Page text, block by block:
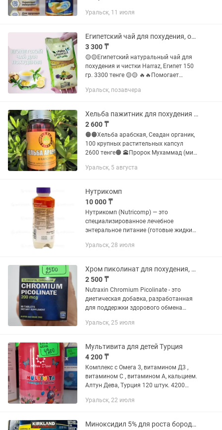
🔥свежие сроки 🆘️СИГНАЛЫ НЕХВАТКИ
проблемы...
Уральск, 11 июля
Египетский чай для похудения, от запоров
3 300 ₸
🟡🟡Египетский натуральный чай для
похудения и чистки Harraz, Египет 150
гр. 3300 тенге 🟡🟡 🔥🔥Помогает
очищение организма. 🔴Египетский чай
Уральск, позавчера
Хельба пажитник для похудения и чистки организма
2 600 ₸
🟠🟠Хельба арабская, Сеадан органик,
100 крупных растительных капсул
2600 тенге🟠 🕋Пророк Мухаммад (мир
«Исцеляйте себя хельбой!». Хельба
Уральск, 5 августа
Нутрикомп
10 000 ₸
Нутрикомп (Nutricomp) — это
специализированное лечебное
энтеральное питание (готовые жидкие
для пациентов с недостаточностью
Уральск, 28 июля
Хром пиколинат для похудения, хорошего зрения, сердца, сахарный диабет
2 500 ₸
Nutraxin Chromium Picolinate - это
диетическая добавка, разработанная
для поддержки здорового обмена
благополучия. Ее основной компонент
Уральск, 25 июля
Мультивита для детей Турция
4 200 ₸
Комплекс с Омега 3, витамином Д3 ,
витамином С , витамином А, кальцием.
Алтун Дева, Турция 120 штук. 4200
минералов для детей от 2-х лет.
Уральск, 22 июля
Миноксидил 5% для роста бороды и волос